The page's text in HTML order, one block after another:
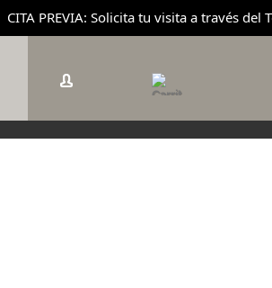
CITA PREVIA: Solicita tu visita a través del